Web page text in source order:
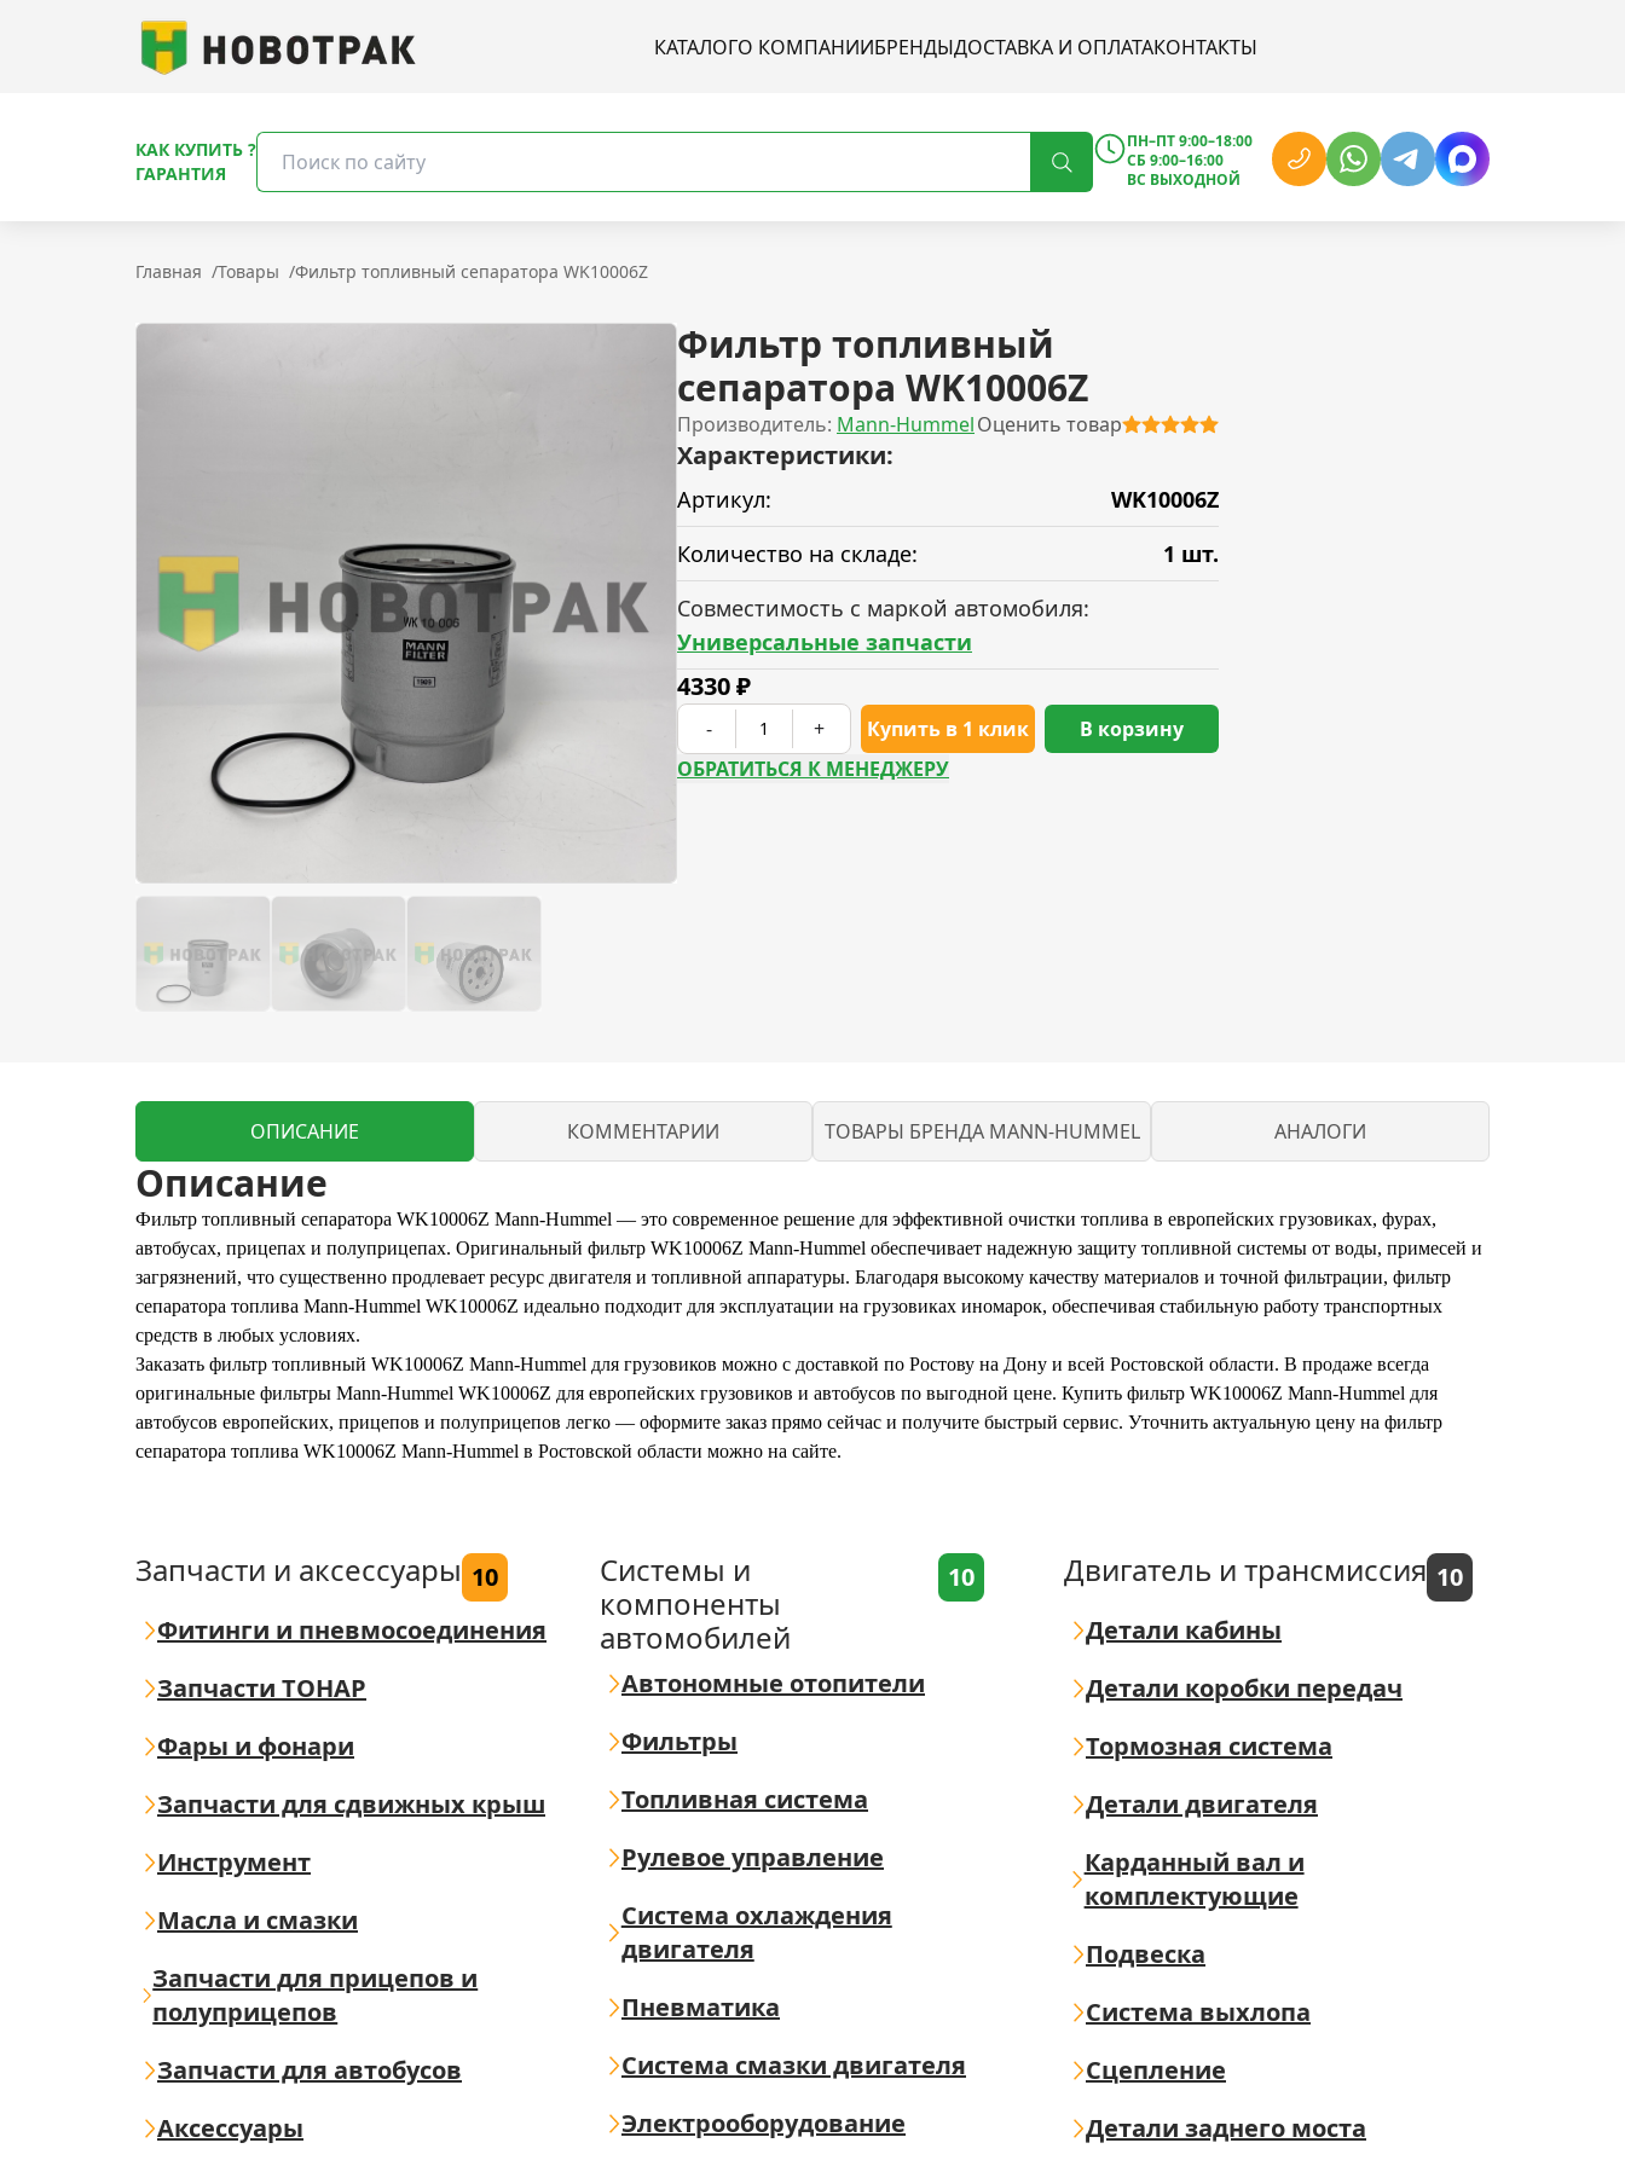
КАТАЛОГО КОМПАНИИБРЕНДЫДОСТАВКА И ОПЛАТАКОНТАКТЫ
КАК КУПИТЬ ?
ГАРАНТИЯ
ПН–ПТ 9:00–18:00
СБ 9:00–16:00
ВС ВЫХОДНОЙ
Главная /Товары /Фильтр топливный сепаратора WK10006Z
Фильтр топливный
сепаратора WK10006Z
Производитель: Mann-HummelОценить товар
Характеристики:
Артикул:
WK10006Z
Количество на складе:
1 шт.
Совместимость с маркой автомобиля:
Универсальные запчасти
4330₽
- + Купить в 1 клик
В корзину
ОБРАТИТЬСЯ К МЕНЕДЖЕРУ
ОПИСАНИЕ КОММЕНТАРИИ ТОВАРЫ БРЕНДА MANN-HUMMEL АНАЛОГИ
Описание
Фильтр топливный сепаратора WK10006Z Mann-Hummel — это современное решение для эффективной очистки топлива в европейских грузовиках, фурах,
автобусах, прицепах и полуприцепах. Оригинальный фильтр WK10006Z Mann-Hummel обеспечивает надежную защиту топливной системы от воды, примесей и
загрязнений, что существенно продлевает ресурс двигателя и топливной аппаратуры. Благодаря высокому качеству материалов и точной фильтрации, фильтр
сепаратора топлива Mann-Hummel WK10006Z идеально подходит для эксплуатации на грузовиках иномарок, обеспечивая стабильную работу транспортных
средств в любых условиях.
Заказать фильтр топливный WK10006Z Mann-Hummel для грузовиков можно с доставкой по Ростову на Дону и всей Ростовской области. В продаже всегда
оригинальные фильтры Mann-Hummel WK10006Z для европейских грузовиков и автобусов по выгодной цене. Купить фильтр WK10006Z Mann-Hummel для
автобусов европейских, прицепов и полуприцепов легко — оформите заказ прямо сейчас и получите быстрый сервис. Уточнить актуальную цену на фильтр
сепаратора топлива WK10006Z Mann-Hummel в Ростовской области можно на сайте.
Запчасти и аксессуары 10
Фитинги и пневмосоединения
Запчасти ТОНАР
Фары и фонари
Запчасти для сдвижных крыш
Инструмент
Масла и смазки
Запчасти для прицепов и
полуприцепов
Запчасти для автобусов
Аксессуары
Системы и
компоненты
автомобилей
10
Автономные отопители
Фильтры
Топливная система
Рулевое управление
Система охлаждения
двигателя
Пневматика
Система смазки двигателя
Электрооборудование
Двигатель и трансмиссия 10
Детали кабины
Детали коробки передач
Тормозная система
Детали двигателя
Карданный вал и
комплектующие
Подвеска
Система выхлопа
Сцепление
Детали заднего моста